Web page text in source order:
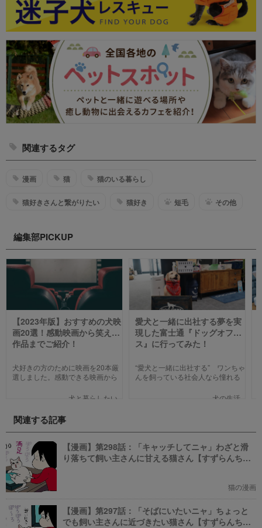
関連するタグ
漫画 猫 猫のいる暮らし
猫好きさんと繋がりたい 猫好き 短毛 その他
編集部PICKUP
【2023年版】おすすめの犬映
画20選！感動映画から笑える
作品までご紹介！
犬好きの方のために映画を20本厳
選しました。感動できる映画から
で、犬の名作映画を邦画7本,洋画7
ぞれの映画の魅力やあらすじを短
い文章で簡潔に紹介しています。
映画選びの参考にしていただけれ
ばと思います。
犬と暮らしたい
愛犬と一緒に出社する夢を実
現した富士通『ドッグオフィ
ス』に行ってみた！
“愛犬と一緒に出社する” ワンちゃ
んを飼っている社会人なら憧れる
そんな夢のような取り組みを富士
新たに設立された【ドッグオフィ
ス】を取材してきました！
犬の生活
関連する記事
【漫画】第298話：「キャッチしてニャ」わざと滑
り落ちて飼い主さんに甘える猫さん【すずらんちゃ
猫の漫画
【漫画】第297話：「そばにいたいニャ」ちょっと
でも飼い主さんに近づきたい猫さん【すずらんちゃ